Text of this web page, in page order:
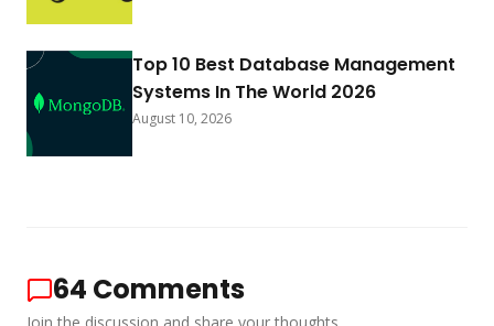
Top 10 Best Database Management
Systems In The World 2026
August 10, 2026
64 Comments